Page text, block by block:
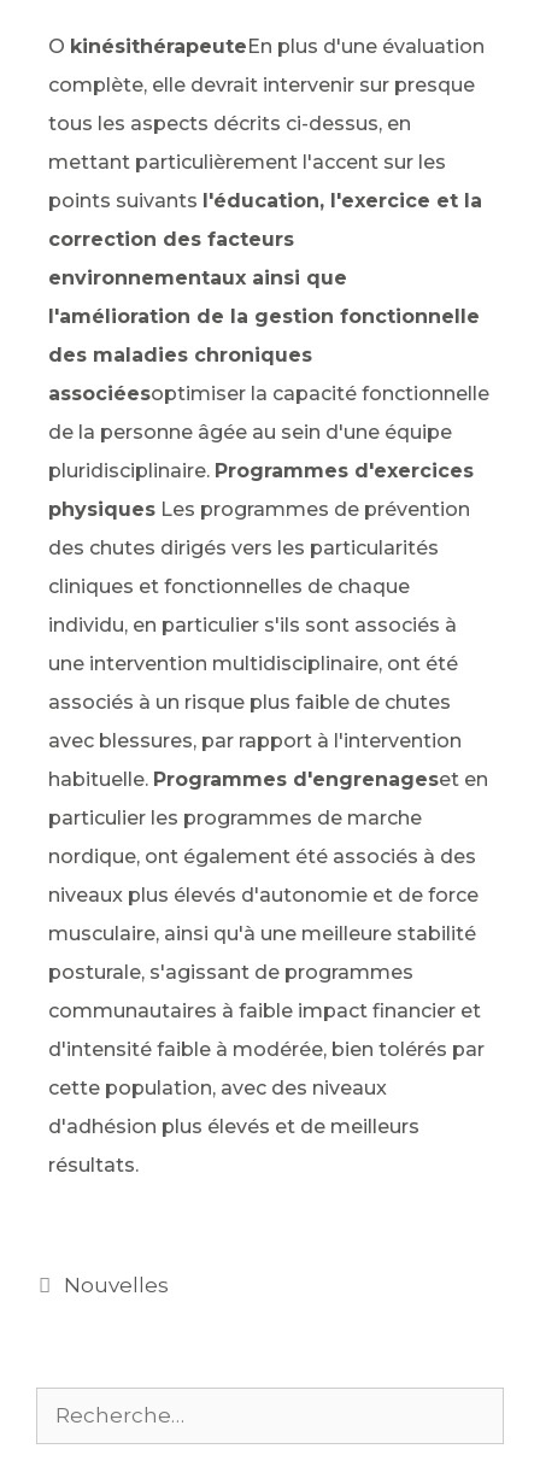
O kinésithérapeuteEn plus d'une évaluation
complète, elle devrait intervenir sur presque
tous les aspects décrits ci-dessus, en
mettant particulièrement l'accent sur les
points suivants l'éducation, l'exercice et la
correction des facteurs
environnementaux ainsi que
l'amélioration de la gestion fonctionnelle
des maladies chroniques
associéesoptimiser la capacité fonctionnelle
de la personne âgée au sein d'une équipe
pluridisciplinaire. Programmes d'exercices
physiques Les programmes de prévention
des chutes dirigés vers les particularités
cliniques et fonctionnelles de chaque
individu, en particulier s'ils sont associés à
une intervention multidisciplinaire, ont été
associés à un risque plus faible de chutes
avec blessures, par rapport à l'intervention
habituelle. Programmes d'engrenageset en
particulier les programmes de marche
nordique, ont également été associés à des
niveaux plus élevés d'autonomie et de force
musculaire, ainsi qu'à une meilleure stabilité
posturale, s'agissant de programmes
communautaires à faible impact financier et
d'intensité faible à modérée, bien tolérés par
cette population, avec des niveaux
d'adhésion plus élevés et de meilleurs
résultats.
Nouvelles